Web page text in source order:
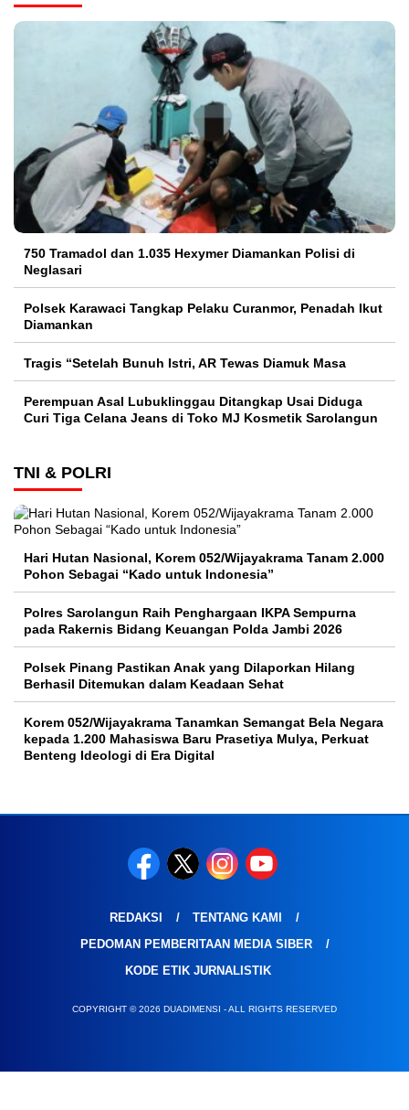
750 Tramadol dan 1.035 Hexymer Diamankan Polisi di
Neglasari
Polsek Karawaci Tangkap Pelaku Curanmor, Penadah Ikut
Diamankan
Tragis “Setelah Bunuh Istri, AR Tewas Diamuk Masa
Perempuan Asal Lubuklinggau Ditangkap Usai Diduga
Curi Tiga Celana Jeans di Toko MJ Kosmetik Sarolangun
TNI & POLRI
Hari Hutan Nasional, Korem 052/Wijayakrama Tanam 2.000
Pohon Sebagai “Kado untuk Indonesia”
Polres Sarolangun Raih Penghargaan IKPA Sempurna
pada Rakernis Bidang Keuangan Polda Jambi 2026
Polsek Pinang Pastikan Anak yang Dilaporkan Hilang
Berhasil Ditemukan dalam Keadaan Sehat
Korem 052/Wijayakrama Tanamkan Semangat Bela Negara
kepada 1.200 Mahasiswa Baru Prasetiya Mulya, Perkuat
Benteng Ideologi di Era Digital
REDAKSI
TENTANG KAMI
PEDOMAN PEMBERITAAN MEDIA SIBER
KODE ETIK JURNALISTIK
COPYRIGHT © 2026 DUADIMENSI - ALL RIGHTS RESERVED